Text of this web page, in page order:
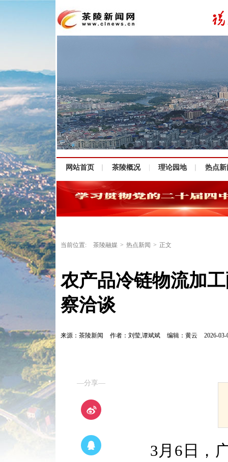
网站首页 茶陵概况 理论园地 热点新
当前位置: 茶陵融媒 > 热点新闻 > 正文
农产品冷链物流加
察洽谈
来源：茶陵新闻 作者：刘莹,谭斌斌 编辑：黄云 2026-03-
—分享—
3月6日，